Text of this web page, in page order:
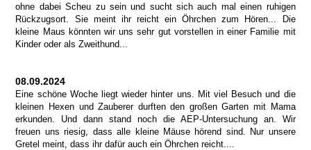
ohne dabei Scheu zu sein und sucht sich auch mal einen ruhigen
Rückzugsort. Sie meint ihr reicht ein Öhrchen zum Hören... Die
kleine Maus könnten wir uns sehr gut vorstellen in einer Familie mit
Kinder oder als Zweithund...
08.09.2024
Eine schöne Woche liegt wieder hinter uns. Mit viel Besuch und die
kleinen Hexen und Zauberer durften den großen Garten mit Mama
erkunden. Und dann stand noch die AEP-Untersuchung an. Wir
freuen uns riesig, dass alle kleine Mäuse hörend sind. Nur unsere
Gretel meint, dass ihr dafür auch ein Öhrchen reicht....